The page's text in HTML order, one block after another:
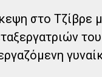
στο Τζίβρε